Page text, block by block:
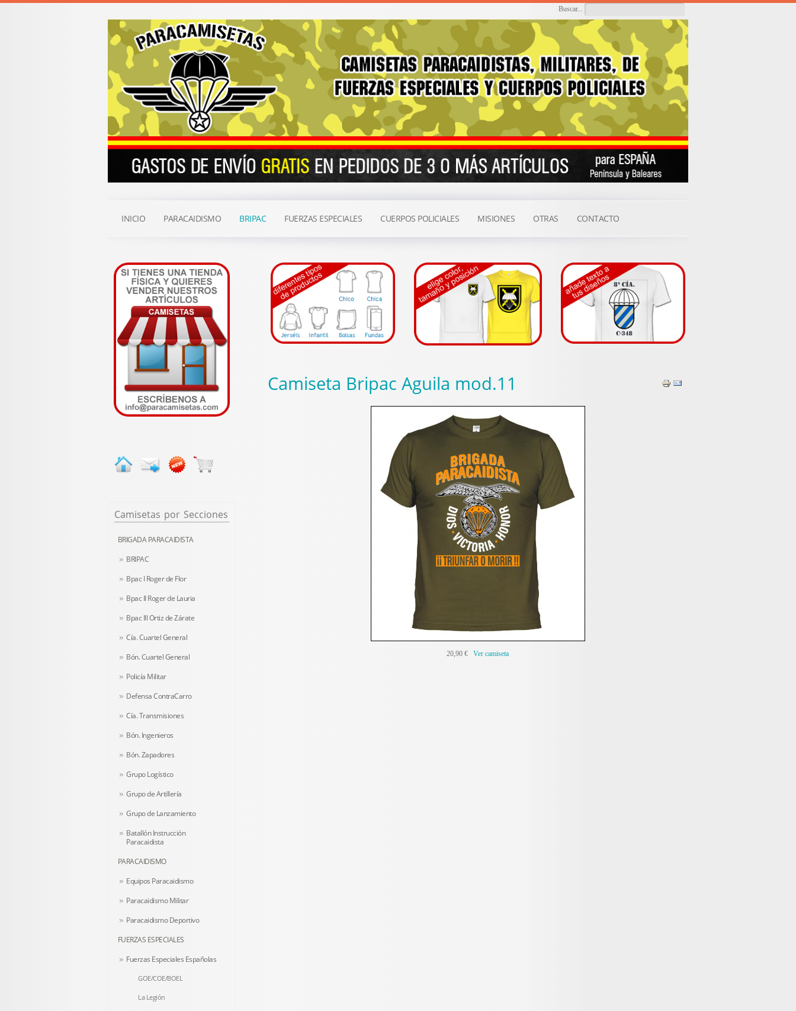
Buscar...
INICIO PARACAIDISMO BRIPAC FUERZAS ESPECIALES CUERPOS POLICIALES MISIONES OTRAS CONTACTO
Camisetas por Secciones
BRIGADA PARACAIDISTA
BRIPAC
Bpac I Roger de Flor
Bpac II Roger de Lauria
Bpac III Ortiz de Zárate
Cía. Cuartel General
Bón. Cuartel General
Policía Militar
Defensa ContraCarro
Cía. Transmisiones
Bón. Ingenieros
Bón. Zapadores
Grupo Logístico
Grupo de Artillería
Grupo de Lanzamiento
Batallón Instrucción
Paracaidista
PARACAIDISMO
Equipos Paracaidismo
Paracaidismo Militar
Paracaidismo Deportivo
FUERZAS ESPECIALES
Fuerzas Especiales Españolas
GOE/COE/BOEL
La Legión
Camiseta Bripac Aguila mod.11
20,90 €Ver camiseta